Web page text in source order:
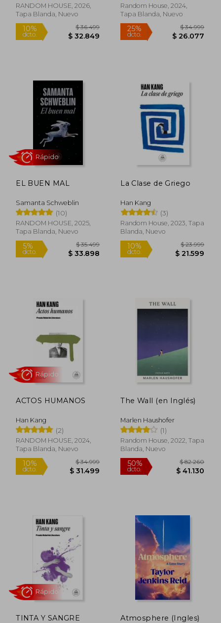
RANDOM HOUSE, 2026,
Tapa Blanda, Nuevo
Random House, 2024,
Tapa Blanda, Nuevo
25%
dcto.
EL BUEN MAL
Samanta Schweblin
(10)
RANDOM HOUSE, 2025,
Tapa Blanda, Nuevo
dcto. $ 33.898
Rápido
La Clase de Griego
Han Kang
(3)
Random House, 2023, Tapa
Blanda, Nuevo
ACTOS HUMANOS
Han Kang
(2)
RANDOM HOUSE, 2024,
Tapa Blanda, Nuevo
10%
Rápido
The Wall (en Inglés)
Marlen Haushofer
(1)
Random House, 2022, Tapa
Blanda, Nuevo
50%
dcto.
TINTA Y SANGRE Atmosphere (Ingles)